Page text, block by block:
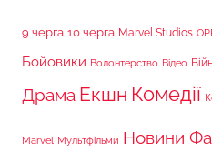
9 черга 10 черга Marvel Studios
Бойовики Волонтерство Відео
Драма Екшн Комедії
Marvel Мультфільми Новини